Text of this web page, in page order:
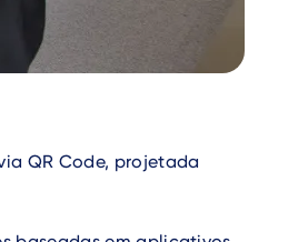
QR Code, projetada